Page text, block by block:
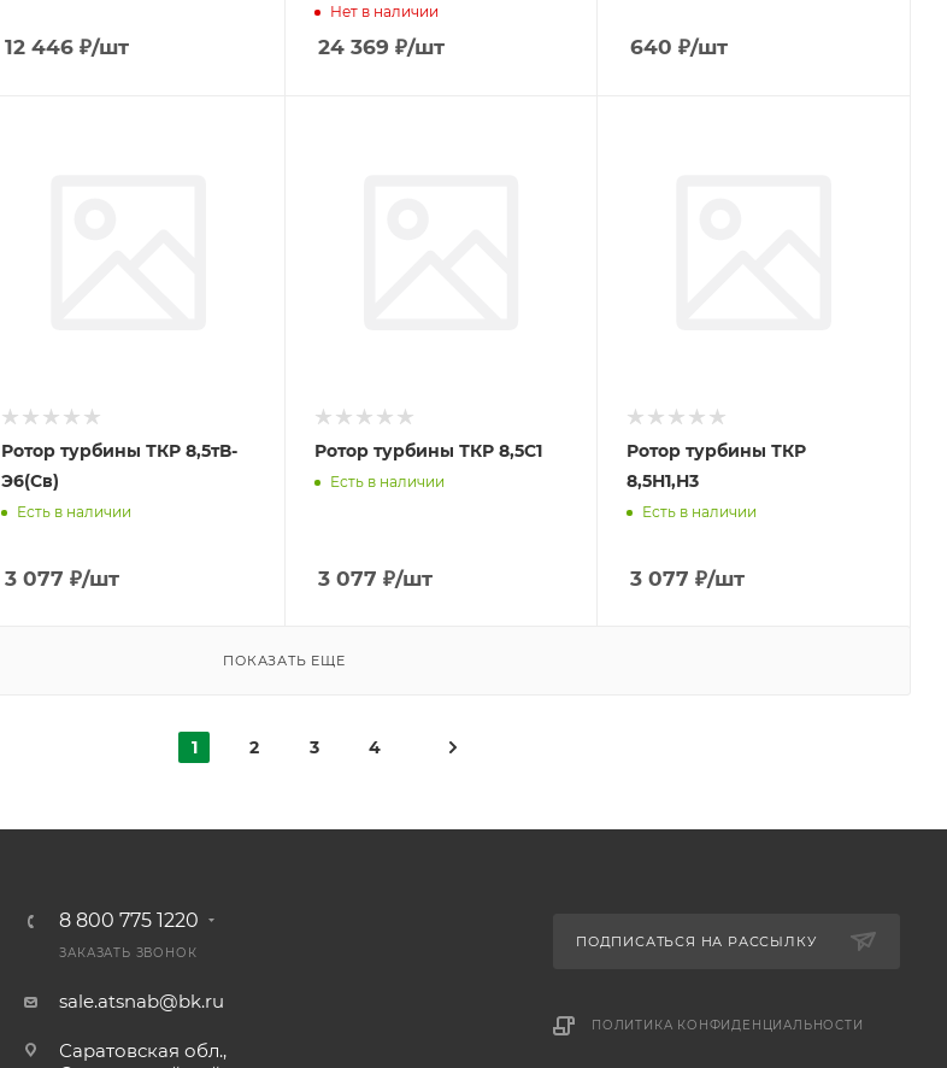
12 446₽/шт
Нет в наличии
24 369 ₽/шт 640 ₽/шт
Ротор турбины ТКР 8,5тВ-
Э6(Св)
Есть в наличии
3 077 ₽/шт
Ротор турбины ТКР 8,5С1
Есть в наличии
3 077 ₽/шт
Ротор турбины ТКР
8,5Н1,Н3
Есть в наличии
3 077 ₽/шт
ПОКАЗАТЬ ЕЩЕ
1 2 3 4
8 800 775 1220
ЗАКАЗАТЬ ЗВОНОК
sale.atsnab@bk.ru
Саратовская обл.,
ПОДПИСАТЬСЯ НА РАССЫЛКУ
ПОЛИТИКА КОНФИДЕНЦИАЛЬНОСТИ